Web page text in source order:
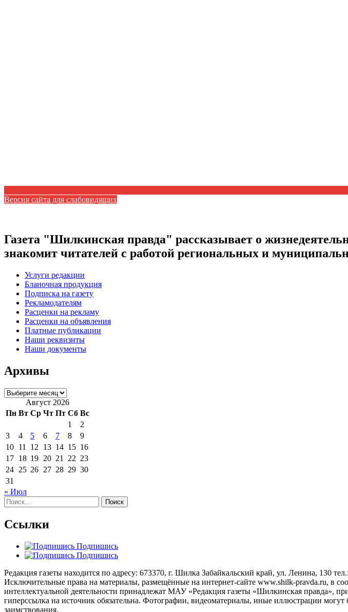
Версия сайта для слабовидящих
Газета "Шилкинская правда" рассказывает о
знакомит читателей с работой региональных и
Услуги редакции
Бланочная продукция
Подписка на газету
Рекламодателям
Расценки на рекламу
Расценки на объявления
Платные публикации
Наши реквизиты
Наши документы
Архивы
Архивы
Август 2026
Пн Вт Ср Чт Пт Сб Вс
1
2
3
4 5 6 7 8
9
10 11 12 13 14 15 16
17 18 19 20 21 22 23
24 25 26 27 28 29 30
31
« Июл
Найти:
Ссылки
Подпишись
Подпишись
Редакция газеты находится по адресу: 673370, г. Шилка Забайкальский край, ул. Ленина, 130
Исключительные права на материалы, размещённые на интернет-сайте www.shilk-pravda.ru, в
интеллектуальной деятельности принадлежат МАУ «Редакция газеты «Шилкинская правда»,
гиперссылка на источник обязательна. Фотографии, видеоматериалы, иные иллюстрации
заимствования.